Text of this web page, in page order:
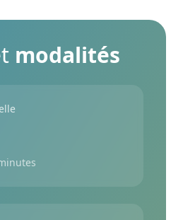
modalités